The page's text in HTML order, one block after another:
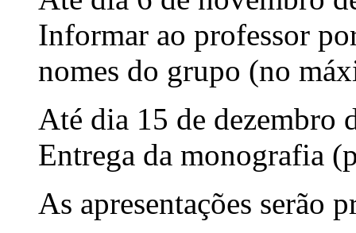
Informar ao professor
nomes do grupo (no
Até dia 15 de dezembro
Entrega da monografia
As apresentações serão